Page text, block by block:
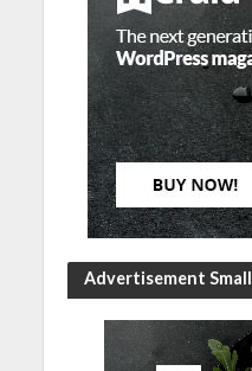
Advertisement Small